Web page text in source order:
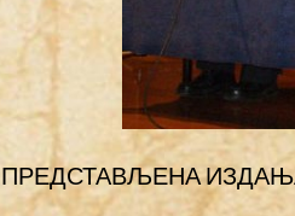
ПРЕДСТАВЉЕНА